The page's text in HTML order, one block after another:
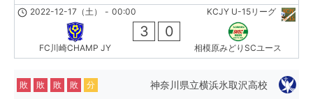
KCJY U-15リーグ
2022-12-17（土） - 00:00
FC川崎CHAMP JY
3 0
相模原みどりSCユース
神奈川県立横浜氷取沢高校
敗 敗 敗 敗 分